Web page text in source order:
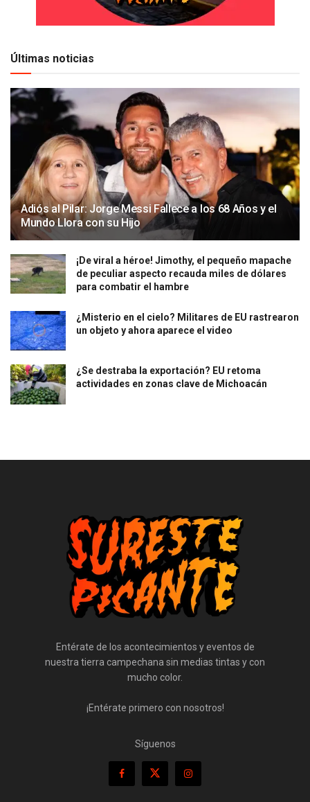
Últimas noticias
Adiós al Pilar: Jorge Messi Fallece a los 68 Años y el
Mundo Llora con su Hijo
¡De viral a héroe! Jimothy, el pequeño mapache
de peculiar aspecto recauda miles de dólares
para combatir el hambre
¿Misterio en el cielo? Militares de EU rastrearon
un objeto y ahora aparece el video
¿Se destraba la exportación? EU retoma
actividades en zonas clave de Michoacán
Entérate de los acontecimientos y eventos de
nuestra tierra campechana sin medias tintas y con
mucho color.
¡Entérate primero con nosotros!
Síguenos